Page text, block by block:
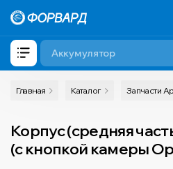
Главная Каталог Запчасти
Корпус (средняя
(с кнопкой камеры